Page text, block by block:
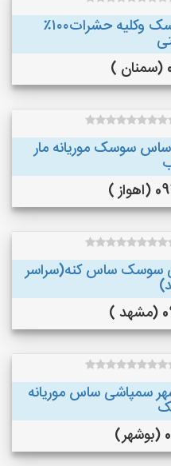
سمپاشی ساس موش سوسک وکلیه حشرات۱۰۰٪
سوسک موریانه مار
)
سوسک ساس کنه(سراسر
)
سمپاشی ساس موریانه